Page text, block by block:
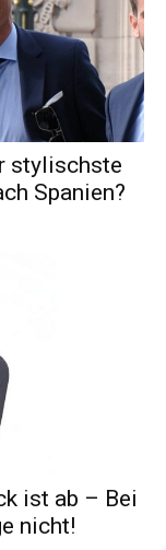
stylischste
Spanien?
ist ab – Bei
nicht!